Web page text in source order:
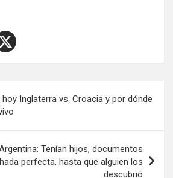
Inglaterra vs. Croacia y por dónde
Tenían hijos, documentos
perfecta, hasta que alguien los
descubrió